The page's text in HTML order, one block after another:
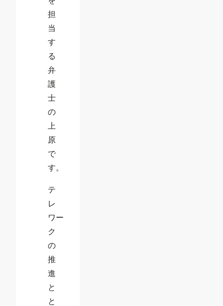
担
当
す
る
弁
護
士
の
上
原
で
す。
テ
レ
ワー
ク
の
推
進
と
と